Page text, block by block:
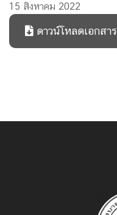
15 สิงหาคม 2022
ดาวน์โหลดเอกสาร